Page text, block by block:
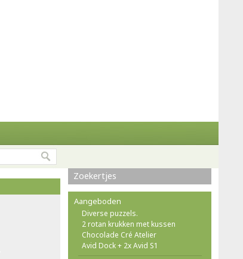
Zoekertjes
Aangeboden
Diverse puzzels.
2 rotan krukken met kussen
Chocolade Cré Atelier
Avid Dock + 2x Avid S1